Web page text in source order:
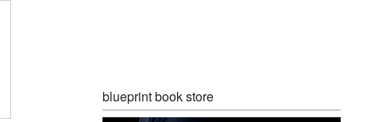
blueprint book store